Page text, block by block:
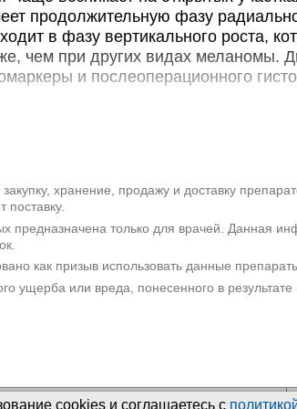
сookies и соглашаетесь с
Санкт-
Санкт-
продолжительную фазу
в фазу вертикального роста,
чем при других видах меланомы.
и послеоперационного
от общего количества меланом.
Общая продолжительность
до прорастания подлежащих
Вместе с тем, в фазе
становящемуся
поражает открытые участки
50-60 лет, у женщин - 60-
хранение, продажу и доставку
предназначена только для врачей. Данная
как призыв использовать данные
ущерба или вреда, понесенного в